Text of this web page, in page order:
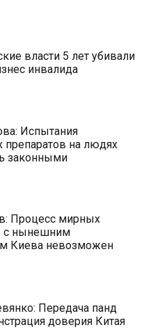
власти 5 лет убивали
инвалида
Испытания
препаратов на людях
законными
Процесс мирных
с нынешним
Киева невозможен
Передача панд
доверия Китая